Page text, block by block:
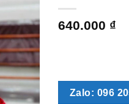
640.000 ₫
Zalo: 096